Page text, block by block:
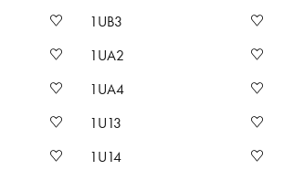
1UB3
1UA2
1UA4
1U13
1U14